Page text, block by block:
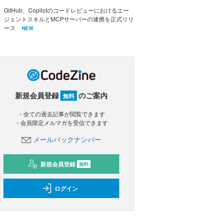
GitHub、Copilotのコードレビューにおけるエー
ジェントスキルとMCPサーバーの連携を正式リリ
ース
NEW
新規会員登録 無料 のご案内
・全ての過去記事が閲覧できます
・会員限定メルマガを受信できます
メールバックナンバー
新規会員登録 無料
ログイン